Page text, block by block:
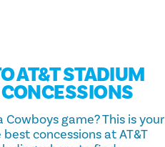
AT&T STADIUM
game? This is your
concessions at AT&T